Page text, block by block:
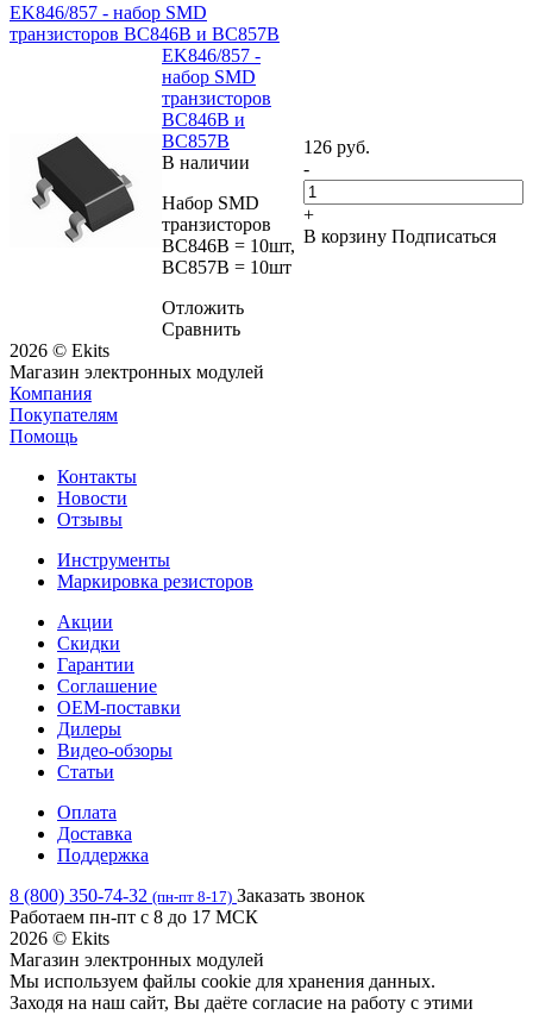
EK846/857 - набор SMD
транзисторов BC846B и BC857B
EK846/857 -
набор SMD
транзисторов
BC846B и
BC857B
В наличии
Набор SMD
транзисторов
BC846B = 10шт,
BC857B = 10шт
Отложить
Сравнить
126 руб.
-
+
В корзину Подписаться
2026 © Ekits
Магазин электронных модулей
Компания
Покупателям
Помощь
Контакты
Новости
Отзывы
Инструменты
Маркировка резисторов
Акции
Скидки
Гарантии
Соглашение
OEM-поставки
Дилеры
Видео-обзоры
Статьи
Оплата
Доставка
Поддержка
8 (800) 350-74-32 (пн-пт 8-17) Заказать звонок
Работаем пн-пт с 8 до 17 МСК
2026 © Ekits
Магазин электронных модулей
Мы используем файлы cookie для хранения данных.
Заходя на наш сайт, Вы даёте согласие на работу с этими